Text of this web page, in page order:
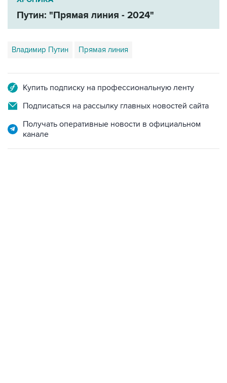
Владимир Путин Прямая линия
Подписаться на рассылку главных новостей сайта
Получать оперативные новости в официальном